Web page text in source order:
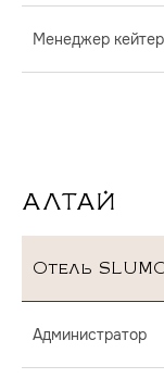
Менеджер
АЛТАЙ
Отель
Администратор